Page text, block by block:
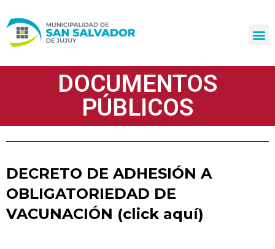
al
DOCUMENTOS
PÚBLICOS
DECRETO DE ADHESIÓN A
OBLIGATORIEDAD DE
VACUNACIÓN (click aquí)